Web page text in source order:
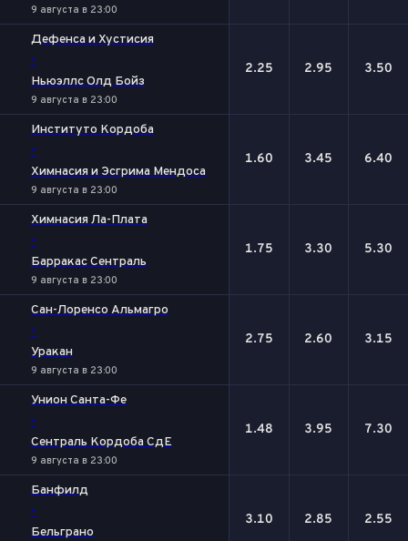
9 августа в 23:00
Дефенса и Хустисия
-
Ньюэллс Олд Бойз
9 августа в 23:00
2.25 2.95 3.50
Институто Кордоба
-
Химнасия и Эсгрима Мендоса
9 августа в 23:00
1.60 3.45 6.40
Химнасия Ла-Плата
-
Барракас Сентраль
9 августа в 23:00
1.75 3.30 5.30
Сан-Лоренсо Альмагро
-
Уракан
9 августа в 23:00
2.75 2.60 3.15
Унион Санта-Фе
-
Сентраль Кордоба СдЕ
9 августа в 23:00
1.48 3.95 7.30
Банфилд
-
Бельграно
3.10 2.85 2.55